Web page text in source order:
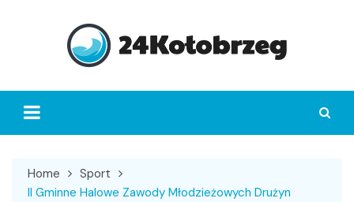
Home
Sport
II Gminne Halowe Zawody Młodzieżowych Drużyn